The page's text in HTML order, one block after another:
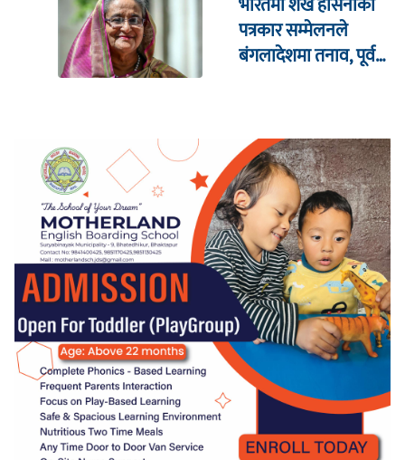
पत्रकार सम्मेलनले
बंगलादेशमा तनाव, पूर्व